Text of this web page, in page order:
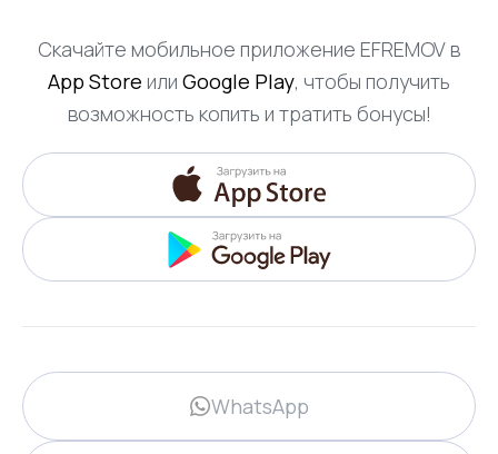
Скачайте мобильное приложение EFREMOV в
App Store или Google Play, чтобы получить
возможность копить и тратить бонусы!
WhatsApp